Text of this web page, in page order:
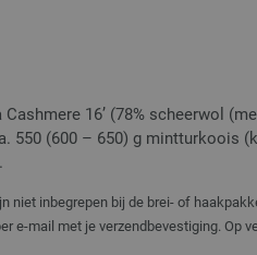
16’ (78% scheerwol
550 (600 – 650) g mintturkoois
niet inbegrepen bij de brei- of
e-mail met je verzendbevestiging. Op